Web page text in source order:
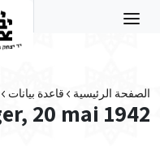
الصفحة الرئيسية قاعدة بيانات
20 mai 1942